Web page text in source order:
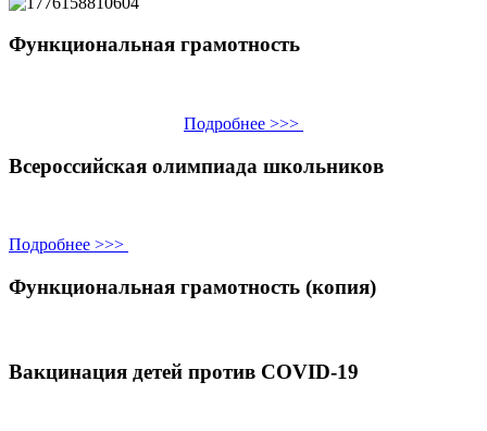
Функциональная грамотность
Подробнее >>>
Всероссийская олимпиада школьников
Подробнее >>>
Функциональная грамотность (копия)
Вакцинация детей против COVID-19